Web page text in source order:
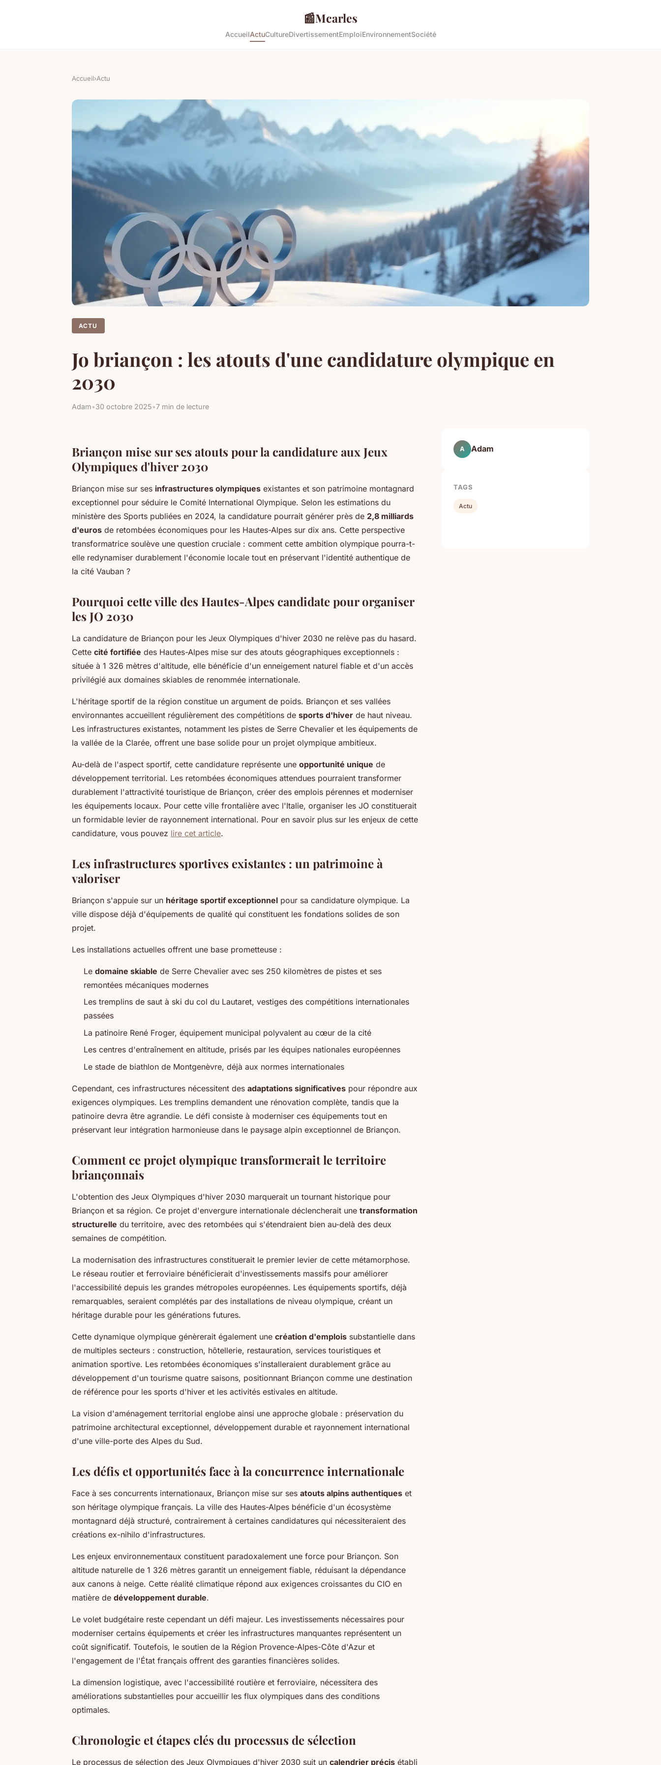
📰Mcarles
AccueilActuCultureDivertissementEmploiEnvironnementSociété
Accueil›Actu
ACTU
Jo briançon : les atouts d'une candidature olympique en
2030
Adam•30 octobre 2025•7 min de lecture
Briançon mise sur ses atouts pour la candidature aux Jeux
Olympiques d'hiver 2030
Briançon mise sur ses infrastructures olympiques existantes et son patrimoine montagnard
exceptionnel pour séduire le Comité International Olympique. Selon les estimations du
ministère des Sports publiées en 2024, la candidature pourrait générer près de 2,8 milliards
d'euros de retombées économiques pour les Hautes-Alpes sur dix ans. Cette perspective
transformatrice soulève une question cruciale : comment cette ambition olympique pourra-t-
elle redynamiser durablement l'économie locale tout en préservant l'identité authentique de
la cité Vauban ?
Pourquoi cette ville des Hautes-Alpes candidate pour organiser
les JO 2030
La candidature de Briançon pour les Jeux Olympiques d'hiver 2030 ne relève pas du hasard.
Cette cité fortifiée des Hautes-Alpes mise sur des atouts géographiques exceptionnels :
située à 1 326 mètres d'altitude, elle bénéficie d'un enneigement naturel fiable et d'un accès
privilégié aux domaines skiables de renommée internationale.
L'héritage sportif de la région constitue un argument de poids. Briançon et ses vallées
environnantes accueillent régulièrement des compétitions de sports d'hiver de haut niveau.
Les infrastructures existantes, notamment les pistes de Serre Chevalier et les équipements de
la vallée de la Clarée, offrent une base solide pour un projet olympique ambitieux.
Au-delà de l'aspect sportif, cette candidature représente une opportunité unique de
développement territorial. Les retombées économiques attendues pourraient transformer
durablement l'attractivité touristique de Briançon, créer des emplois pérennes et moderniser
les équipements locaux. Pour cette ville frontalière avec l'Italie, organiser les JO constituerait
un formidable levier de rayonnement international. Pour en savoir plus sur les enjeux de cette
candidature, vous pouvez lire cet article.
Les infrastructures sportives existantes : un patrimoine à
valoriser
Briançon s'appuie sur un héritage sportif exceptionnel pour sa candidature olympique. La
ville dispose déjà d'équipements de qualité qui constituent les fondations solides de son
projet.
Les installations actuelles offrent une base prometteuse :
Le domaine skiable de Serre Chevalier avec ses 250 kilomètres de pistes et ses
remontées mécaniques modernes
Les tremplins de saut à ski du col du Lautaret, vestiges des compétitions internationales
passées
La patinoire René Froger, équipement municipal polyvalent au cœur de la cité
Les centres d'entraînement en altitude, prisés par les équipes nationales européennes
Le stade de biathlon de Montgenèvre, déjà aux normes internationales
Cependant, ces infrastructures nécessitent des adaptations significatives pour répondre aux
exigences olympiques. Les tremplins demandent une rénovation complète, tandis que la
patinoire devra être agrandie. Le défi consiste à moderniser ces équipements tout en
préservant leur intégration harmonieuse dans le paysage alpin exceptionnel de Briançon.
Comment ce projet olympique transformerait le territoire
briançonnais
L'obtention des Jeux Olympiques d'hiver 2030 marquerait un tournant historique pour
Briançon et sa région. Ce projet d'envergure internationale déclencherait une transformation
structurelle du territoire, avec des retombées qui s'étendraient bien au-delà des deux
semaines de compétition.
La modernisation des infrastructures constituerait le premier levier de cette métamorphose.
Le réseau routier et ferroviaire bénéficierait d'investissements massifs pour améliorer
l'accessibilité depuis les grandes métropoles européennes. Les équipements sportifs, déjà
remarquables, seraient complétés par des installations de niveau olympique, créant un
héritage durable pour les générations futures.
Cette dynamique olympique génèrerait également une création d'emplois substantielle dans
de multiples secteurs : construction, hôtellerie, restauration, services touristiques et
animation sportive. Les retombées économiques s'installeraient durablement grâce au
développement d'un tourisme quatre saisons, positionnant Briançon comme une destination
de référence pour les sports d'hiver et les activités estivales en altitude.
La vision d'aménagement territorial englobe ainsi une approche globale : préservation du
patrimoine architectural exceptionnel, développement durable et rayonnement international
d'une ville-porte des Alpes du Sud.
Les défis et opportunités face à la concurrence internationale
Face à ses concurrents internationaux, Briançon mise sur ses atouts alpins authentiques et
son héritage olympique français. La ville des Hautes-Alpes bénéficie d'un écosystème
montagnard déjà structuré, contrairement à certaines candidatures qui nécessiteraient des
créations ex-nihilo d'infrastructures.
Les enjeux environnementaux constituent paradoxalement une force pour Briançon. Son
altitude naturelle de 1 326 mètres garantit un enneigement fiable, réduisant la dépendance
aux canons à neige. Cette réalité climatique répond aux exigences croissantes du CIO en
matière de développement durable.
Le volet budgétaire reste cependant un défi majeur. Les investissements nécessaires pour
moderniser certains équipements et créer les infrastructures manquantes représentent un
coût significatif. Toutefois, le soutien de la Région Provence-Alpes-Côte d'Azur et
l'engagement de l'État français offrent des garanties financières solides.
La dimension logistique, avec l'accessibilité routière et ferroviaire, nécessitera des
améliorations substantielles pour accueillir les flux olympiques dans des conditions
optimales.
Chronologie et étapes clés du processus de sélection
Le processus de sélection des Jeux Olympiques d'hiver 2030 suit un calendrier précis établi
A Adam
TAGS
Actu